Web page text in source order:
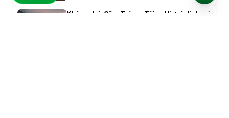
Khám phá Cầu Tràng Tiền: Vị trí, lịch sử